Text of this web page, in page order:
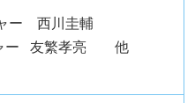
ー 西川圭輔
友繁孝亮 他